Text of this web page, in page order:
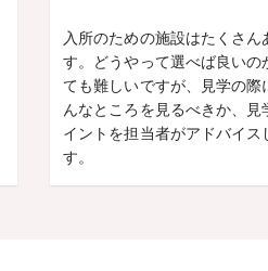
入所のための施設はたくさん
す。どうやって選べば良いの
ても難しいですが、見学の際
んなところを見るべきか、見
イントを担当者がアドバイス
す。